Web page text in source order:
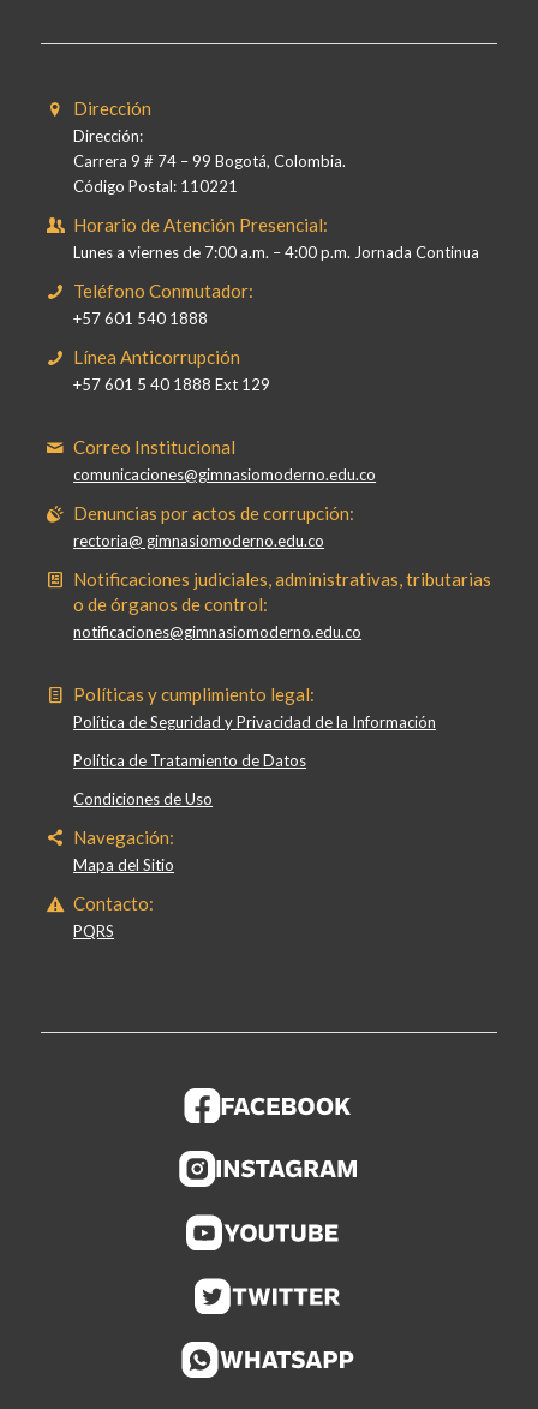
Dirección
Dirección:
Carrera 9 # 74 – 99 Bogotá, Colombia.
Código Postal: 110221
Horario de Atención Presencial:
Lunes a viernes de 7:00 a.m. – 4:00 p.m. Jornada Continua
Teléfono Conmutador:
+57 601 540 1888
Línea Anticorrupción
+57 601 5 40 1888 Ext 129
Correo Institucional
comunicaciones@gimnasiomoderno.edu.co
Denuncias por actos de corrupción:
rectoria@ gimnasiomoderno.edu.co
Notificaciones judiciales, administrativas, tributarias
o de órganos de control:
notificaciones@gimnasiomoderno.edu.co
Políticas y cumplimiento legal:
Política de Seguridad y Privacidad de la Información
Política de Tratamiento de Datos
Condiciones de Uso
Navegación:
Mapa del Sitio
Contacto:
PQRS